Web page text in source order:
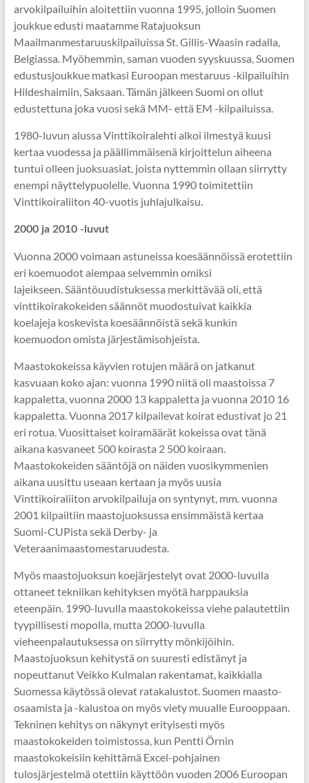
arvokilpailuihin aloitettiin vuonna 1995, jolloin Suomen
joukkue edusti maatamme Ratajuoksun
Maailmanmestaruuskilpailuissa St. Gillis-Waasin radalla,
Belgiassa. Myöhemmin, saman vuoden syyskuussa, Suomen
edustusjoukkue matkasi Euroopan mestaruus -kilpailuihin
Hildeshaimiin, Saksaan. Tämän jälkeen Suomi on ollut
edustettuna joka vuosi sekä MM- että EM -kilpailuissa.
1980-luvun alussa Vinttikoiralehti alkoi ilmestyä kuusi
kertaa vuodessa ja päällimmäisenä kirjoittelun aiheena
tuntui olleen juoksuasiat, joista nyttemmin ollaan siirrytty
enempi näyttelypuolelle. Vuonna 1990 toimitettiin
Vinttikoiraliiton 40-vuotis juhlajulkaisu.
2000 ja 2010 -luvut
Vuonna 2000 voimaan astuneissa koesäännöissä erotettiin
eri koemuodot aiempaa selvemmin omiksi
lajeikseen. Sääntöuudistuksessa merkittävää oli, että
vinttikoirakokeiden säännöt muodostuivat kaikkia
koelajeja koskevista koesäännöistä sekä kunkin
koemuodon omista järjestämisohjeista.
Maastokokeissa käyvien rotujen määrä on jatkanut
kasvuaan koko ajan: vuonna 1990 niitä oli maastoissa 7
kappaletta, vuonna 2000 13 kappaletta ja vuonna 2010 16
kappaletta. Vuonna 2017 kilpailevat koirat edustivat jo 21
eri rotua. Vuosittaiset koiramäärät kokeissa ovat tänä
aikana kasvaneet 500 koirasta 2 500 koiraan.
Maastokokeiden sääntöjä on näiden vuosikymmenien
aikana uusittu useaan kertaan ja myös uusia
Vinttikoiraliiton arvokilpailuja on syntynyt, mm. vuonna
2001 kilpailtiin maastojuoksussa ensimmäistä kertaa
Suomi-CUPista sekä Derby- ja
Veteraanimaastomestaruudesta.
Myös maastojuoksun koejärjestelyt ovat 2000-luvulla
ottaneet tekniikan kehityksen myötä harppauksia
eteenpäin. 1990-luvulla maastokokeissa viehe palautettiin
tyypillisesti mopolla, mutta 2000-luvulla
vieheenpalautuksessa on siirrytty mönkijöihin.
Maastojuoksun kehitystä on suuresti edistänyt ja
nopeuttanut Veikko Kulmalan rakentamat, kaikkialla
Suomessa käytössä olevat ratakalustot. Suomen maasto-
osaamista ja -kalustoa on myös viety muualle Eurooppaan.
Tekninen kehitys on näkynyt erityisesti myös
maastokokeiden toimistossa, kun Pentti Örnin
maastokokeisiin kehittämä Excel-pohjainen
tulosjärjestelmä otettiin käyttöön vuoden 2006 Euroopan